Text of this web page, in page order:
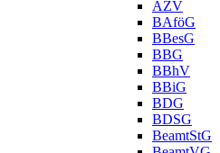
AZV
BAföG
BBesG
BBG
BBhV
BBiG
BDG
BDSG
BeamtStG